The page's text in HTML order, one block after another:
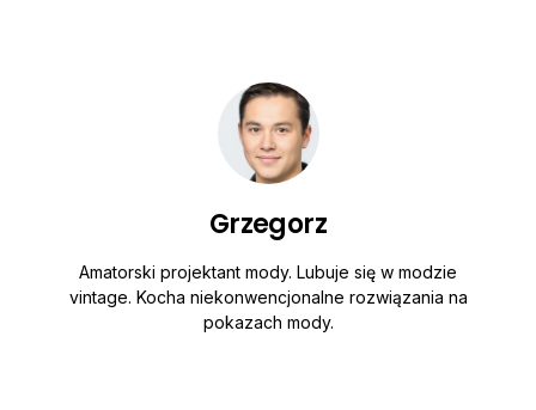
Grzegorz
Amatorski projektant mody. Lubuje się w modzie
vintage. Kocha niekonwencjonalne rozwiązania na
pokazach mody.